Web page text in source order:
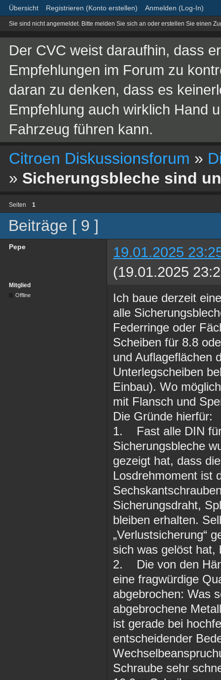
Übersicht Registrieren (Konto erstellen) Anmelden (Log-In)
Sie sind nicht angemeldet. Bitte melden Sie sich an oder erstellen Sie einen
Der CVC weist daraufhin, dass
Empfehlungen im Forum zu
daran zu denken, dass es
Empfehlung auch wirklich Hand
Fahrzeug führen kann.
Citroen Diskussionsforum »
» Sicherungsbleche sind
Seiten 1
Beiträge [ 9 ]
Pepe
19.01.2025
(19.01.2025
Mitglied
Offline
Ich baue derzeit
alle
Federringe oder
Scheiben für 8.8
und Auflageflächen
Unterlegscheiben
Einbau). Wo
mit Flansch und
Die Gründe hierfür:
1. Fast alle DIN für
Sicherungsbleche
gezeigt hat, dass
Losdrehmoment ist
Sicherungsdraht,
bleiben erhalten.
„Verlustsicherung“
sich was gelöst hat,
2. Die von den
eine fragwürdige
abgebrochen: Was
abgebrochene
ist gerade bei
entscheidender
Schraube sehr